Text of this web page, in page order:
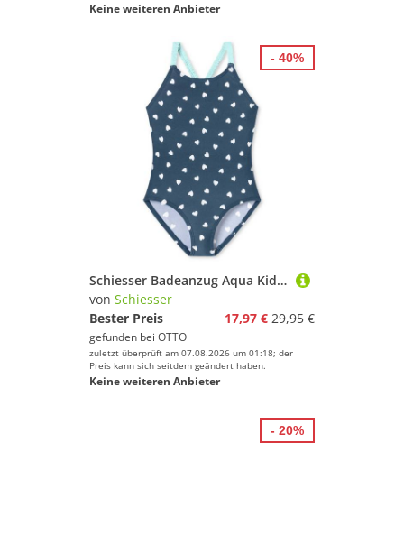
Keine weiteren Anbieter
Schiesser Badeanzug Aqua Kids Bade-Anzug Schwimmen bauchweg
von Schiesser
Bester Preis
17,97 € 29,95 €
gefunden bei OTTO
zuletzt überprüft am 07.08.2026 um 01:18; der
Preis kann sich seitdem geändert haben.
Keine weiteren Anbieter
- 40%
- 20%